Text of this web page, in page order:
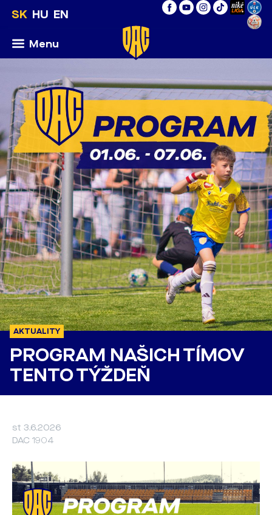
SK HU EN
Menu
AKTUALITY
PROGRAM NAŠICH TÍMOV
TENTO TÝŽDEŇ
st 3.6.2026
DAC 1904